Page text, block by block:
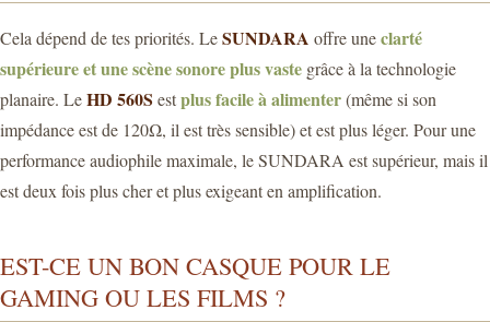
Cela dépend de tes priorités. LeSUNDARA offre uneclarté
supérieure et une scène sonore plus vaste grâce à la technologie
planaire. LeHD 560S estplus facile à alimenter(même si son
impédance est de 120Ω, il est très sensible) et est plus léger. Pour une
performance audiophile maximale, le SUNDARA est supérieur, mais il
est deux fois plus cher et plus exigeant en amplification.
EST-CE UN BON CASQUE POUR LE
GAMING OU LES FILMS ?